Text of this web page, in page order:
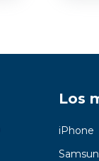
Los
iPhone